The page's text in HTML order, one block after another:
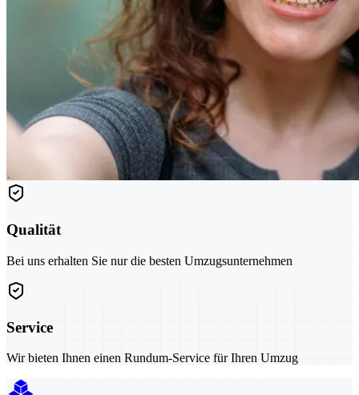
Qualität
Bei uns erhalten Sie nur die besten Umzugsunternehmen
Service
Wir bieten Ihnen einen Rundum-Service für Ihren Umzug